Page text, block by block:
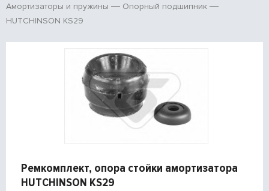
Амортизаторы и пружины
Опорный подшипник
HUTCHINSON KS29
Ремкомплект, опора стойки амортизатора
HUTCHINSON KS29